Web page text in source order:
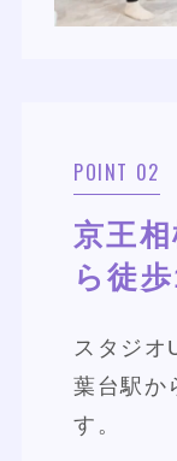
POINT 02
京王
ら徒
スタジオ
葉台駅か
す。